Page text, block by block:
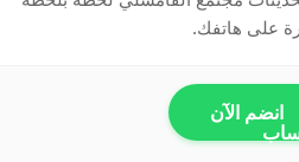
على هاتفك.
انضم الآن